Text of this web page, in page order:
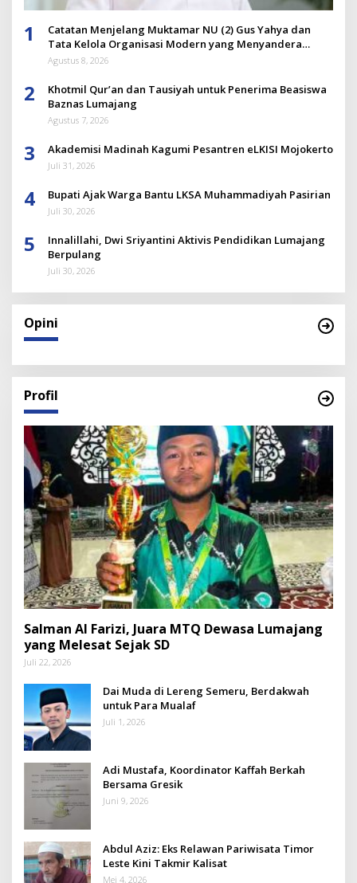
1
Catatan Menjelang Muktamar NU (2) Gus Yahya dan
Tata Kelola Organisasi Modern yang Menyandera
Dirinya
Agustus 8, 2026
2
Khotmil Qur’an dan Tausiyah untuk Penerima Beasiswa
Baznas Lumajang
Agustus 7, 2026
3 Akademisi Madinah Kagumi Pesantren eLKISI Mojokerto
Juli 31, 2026
4 Bupati Ajak Warga Bantu LKSA Muhammadiyah Pasirian
Juli 30, 2026
5
Innalillahi, Dwi Sriyantini Aktivis Pendidikan Lumajang
Berpulang
Juli 30, 2026
Opini
Profil
Salman Al Farizi, Juara MTQ Dewasa Lumajang
yang Melesat Sejak SD
Juli 22, 2026
Dai Muda di Lereng Semeru, Berdakwah
untuk Para Mualaf
Juli 1, 2026
Adi Mustafa, Koordinator Kaffah Berkah
Bersama Gresik
Juni 9, 2026
Abdul Aziz: Eks Relawan Pariwisata Timor
Leste Kini Takmir Kalisat
Mei 4, 2026